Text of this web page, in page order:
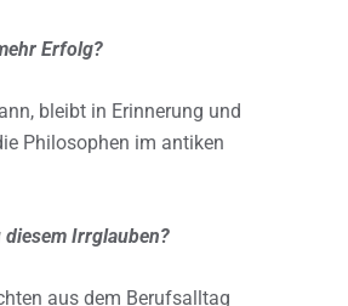
Erfolg?
bleibt in Erinnerung und
Philosophen im antiken
diesem Irrglauben?
aus dem Berufsalltag